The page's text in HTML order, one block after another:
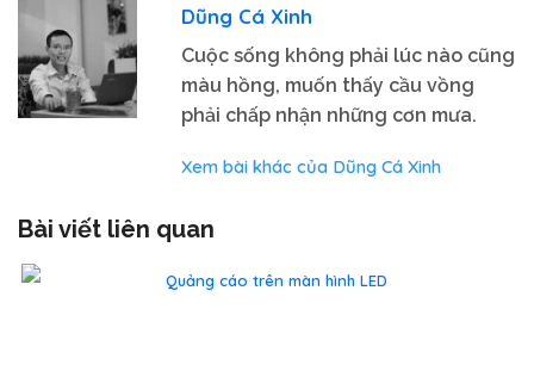
Dũng Cá Xinh
Cuộc sống không phải lúc nào cũng
màu hồng, muốn thấy cầu vồng
phải chấp nhận những cơn mưa.
Xem bài khác của Dũng Cá Xinh
Bài viết liên quan